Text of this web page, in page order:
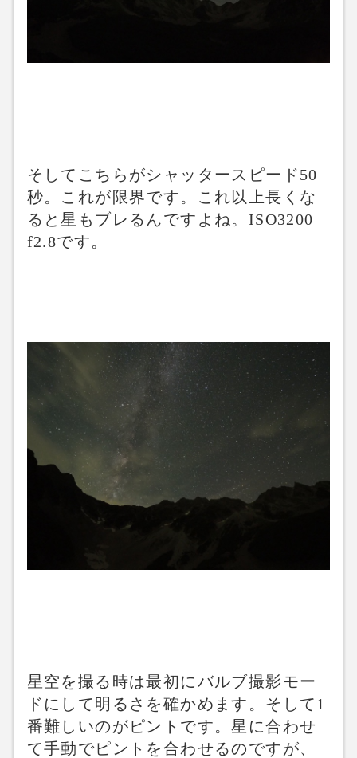
そしてこちらがシャッタースピード50
秒。これが限界です。これ以上長くな
ると星もブレるんですよね。ISO3200
f2.8です。
星空を撮る時は最初にバルブ撮影モー
ドにして明るさを確かめます。そして1
番難しいのがピントです。星に合わせ
て手動でピントを合わせるのですが、